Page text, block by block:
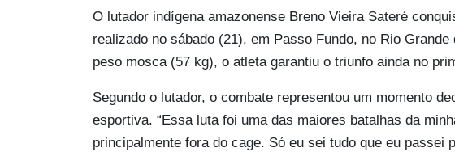
O lutador indígena amazonense Breno Vieira Sateré
realizado no sábado (21), em Passo Fundo, no Rio
peso mosca (57 kg), o atleta garantiu o triunfo ainda no
Segundo o lutador, o combate representou um momento
esportiva. “Essa luta foi uma das maiores batalhas da
principalmente fora do cage. Só eu sei tudo que eu passei